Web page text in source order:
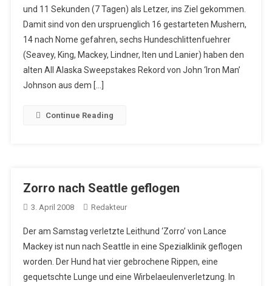
und 11 Sekunden (7 Tagen) als Letzer, ins Ziel gekommen.
Damit sind von den urspruenglich 16 gestarteten Mushern,
14 nach Nome gefahren, sechs Hundeschlittenfuehrer
(Seavey, King, Mackey, Lindner, Iten und Lanier) haben den
alten All Alaska Sweepstakes Rekord von John ‘Iron Man’
Johnson aus dem […]
Continue Reading
Zorro nach Seattle geflogen
3. April 2008 Redakteur
Der am Samstag verletzte Leithund ‘Zorro’ von Lance
Mackey ist nun nach Seattle in eine Spezialklinik geflogen
worden. Der Hund hat vier gebrochene Rippen, eine
gequetschte Lunge und eine Wirbelaeulenverletzung. In